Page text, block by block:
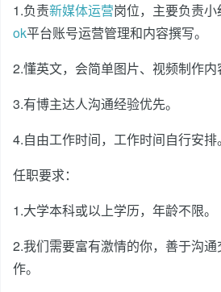
1.负责新媒体运营岗位，主要负责小
ok平台账号运营管理和内容撰写。
2.懂英文，会简单图片、视频制作内
3.有博主达人沟通经验优先。
4.自由工作时间，工作时间自行安排。
任职要求：
1.大学本科或以上学历，年龄不限。
2.我们需要富有激情的你，善于沟
作。